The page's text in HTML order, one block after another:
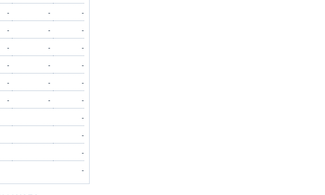
- -
-
- -
-
- -
-
- -
-
- -
-
- -
-
-
-
-
-